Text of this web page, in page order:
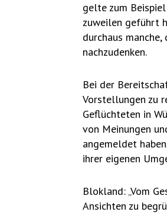
gelte zum
zuweilen geführt
durchaus
nachzudenken.
Bei der
Vorstellungen zu
Geflüchteten in
von Meinungen
angemeldet
ihrer eigenen
Blokland: „Vom
Ansichten zu